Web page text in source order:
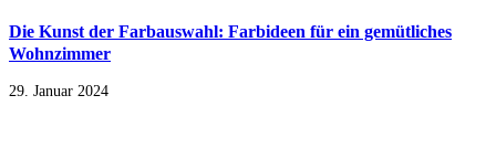
Die Kunst der Farbauswahl: Farbideen für ein gemütliches
Wohnzimmer
29. Januar 2024